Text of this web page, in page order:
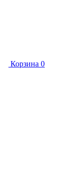
Корзина 0